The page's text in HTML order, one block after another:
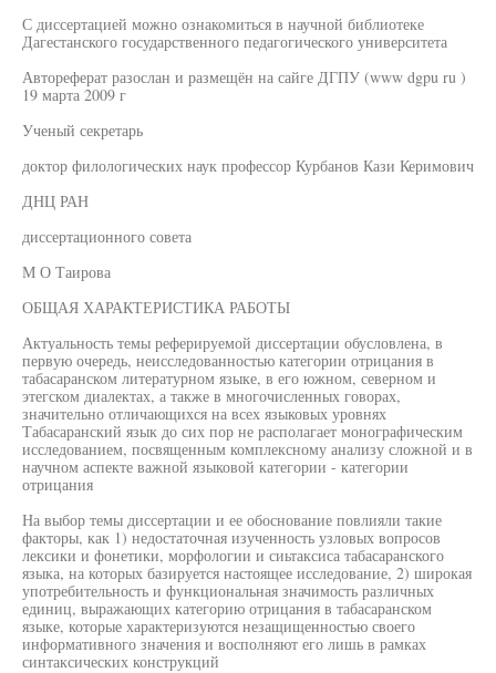
С диссертацией можно ознакомиться в научной библиотеке
Дагестанского государственного педагогического университета
Автореферат разослан и размещён на сайге ДГПУ (www dgpu ru )
19 марта 2009 г
Ученый секретарь
доктор филологических наук профессор Курбанов Кази Керимович
ДНЦ РАН
диссертационного совета
М О Таирова
ОБЩАЯ ХАРАКТЕРИСТИКА РАБОТЫ
Актуальность темы реферируемой диссертации обусловлена, в
первую очередь, неисследованностью категории отрицания в
табасаранском литературном языке, в его южном, северном и
этегском диалектах, а также в многочисленных говорах,
значительно отличающихся на всех языковых уровнях
Табасаранский язык до сих пор не располагает монографическим
исследованием, посвященным комплексному анализу сложной и в
научном аспекте важной языковой категории - категории
отрицания
На выбор темы диссертации и ее обоснование повлияли такие
факторы, как 1) недостаточная изученность узловых вопросов
лексики и фонетики, морфологии и сиьтаксиса табасаранского
языка, на которых базируется настоящее исследование, 2) широкая
употребительность и функциональная значимость различных
единиц, выражающих категорию отрицания в табасаранском
языке, которые характеризуются незащищенностью своего
информативного значения и восполняют его лишь в рамках
синтаксических конструкций